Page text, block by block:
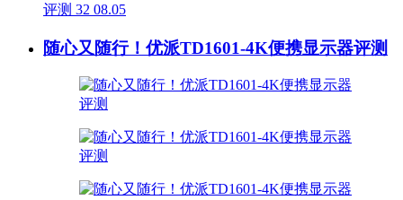
评测 32 08.05
随心又随行！优派TD1601-4K便携显示器评测